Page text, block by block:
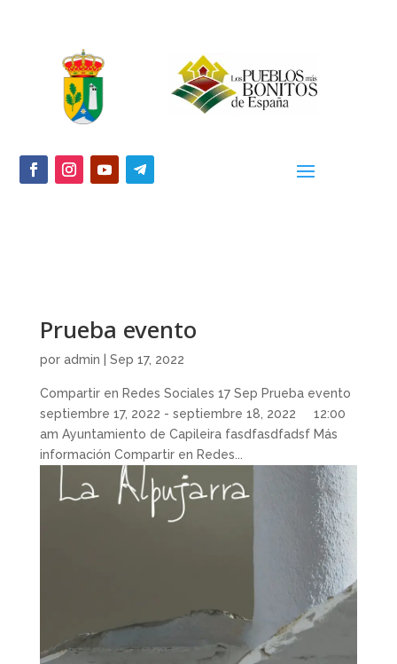
Prueba evento
por admin Sep 17, 2022
Compartir en Redes Sociales 17 Sep Prueba evento
septiembre 17, 2022 - septiembre 18, 2022 12:00
am Ayuntamiento de Capileira fasdfasdfadsf Más
información Compartir en Redes...